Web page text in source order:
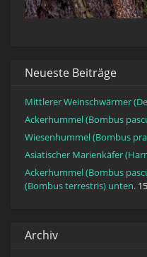
Neueste Beiträge
Mittlerer Weinschwärmer
Ackerhummel (Bombus
Wiesenhummel (Bombus
Asiatischer Marienkäfer
Ackerhummel (Bombus
(Bombus terrestris) unten.
Archiv